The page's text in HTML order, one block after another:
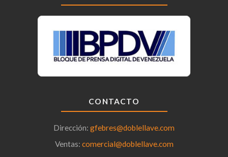
CONTACTO
Dirección: gfebres@doblellave.com
Ventas: comercial@doblellave.com